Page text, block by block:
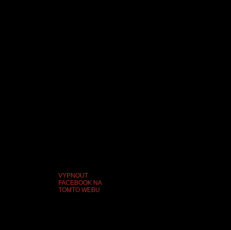
VYPNOUT
FACEBOOK NA
TOMTO WEBU